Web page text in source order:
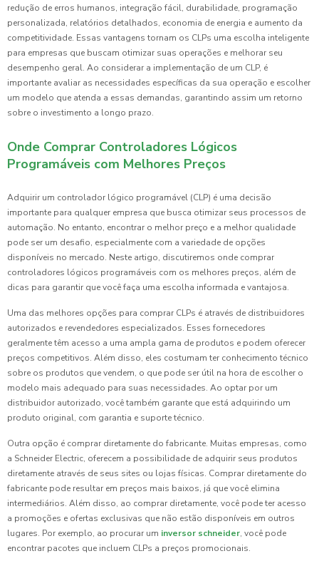
redução de erros humanos, integração fácil, durabilidade, programação
personalizada, relatórios detalhados, economia de energia e aumento da
competitividade. Essas vantagens tornam os CLPs uma escolha inteligente
para empresas que buscam otimizar suas operações e melhorar seu
desempenho geral. Ao considerar a implementação de um CLP, é
importante avaliar as necessidades específicas da sua operação e escolher
um modelo que atenda a essas demandas, garantindo assim um retorno
sobre o investimento a longo prazo.
Onde Comprar Controladores Lógicos
Programáveis com Melhores Preços
Adquirir um controlador lógico programável (CLP) é uma decisão
importante para qualquer empresa que busca otimizar seus processos de
automação. No entanto, encontrar o melhor preço e a melhor qualidade
pode ser um desafio, especialmente com a variedade de opções
disponíveis no mercado. Neste artigo, discutiremos onde comprar
controladores lógicos programáveis com os melhores preços, além de
dicas para garantir que você faça uma escolha informada e vantajosa.
Uma das melhores opções para comprar CLPs é através de distribuidores
autorizados e revendedores especializados. Esses fornecedores
geralmente têm acesso a uma ampla gama de produtos e podem oferecer
preços competitivos. Além disso, eles costumam ter conhecimento técnico
sobre os produtos que vendem, o que pode ser útil na hora de escolher o
modelo mais adequado para suas necessidades. Ao optar por um
distribuidor autorizado, você também garante que está adquirindo um
produto original, com garantia e suporte técnico.
Outra opção é comprar diretamente do fabricante. Muitas empresas, como
a Schneider Electric, oferecem a possibilidade de adquirir seus produtos
diretamente através de seus sites ou lojas físicas. Comprar diretamente do
fabricante pode resultar em preços mais baixos, já que você elimina
intermediários. Além disso, ao comprar diretamente, você pode ter acesso
a promoções e ofertas exclusivas que não estão disponíveis em outros
lugares. Por exemplo, ao procurar um inversor schneider, você pode
encontrar pacotes que incluem CLPs a preços promocionais.